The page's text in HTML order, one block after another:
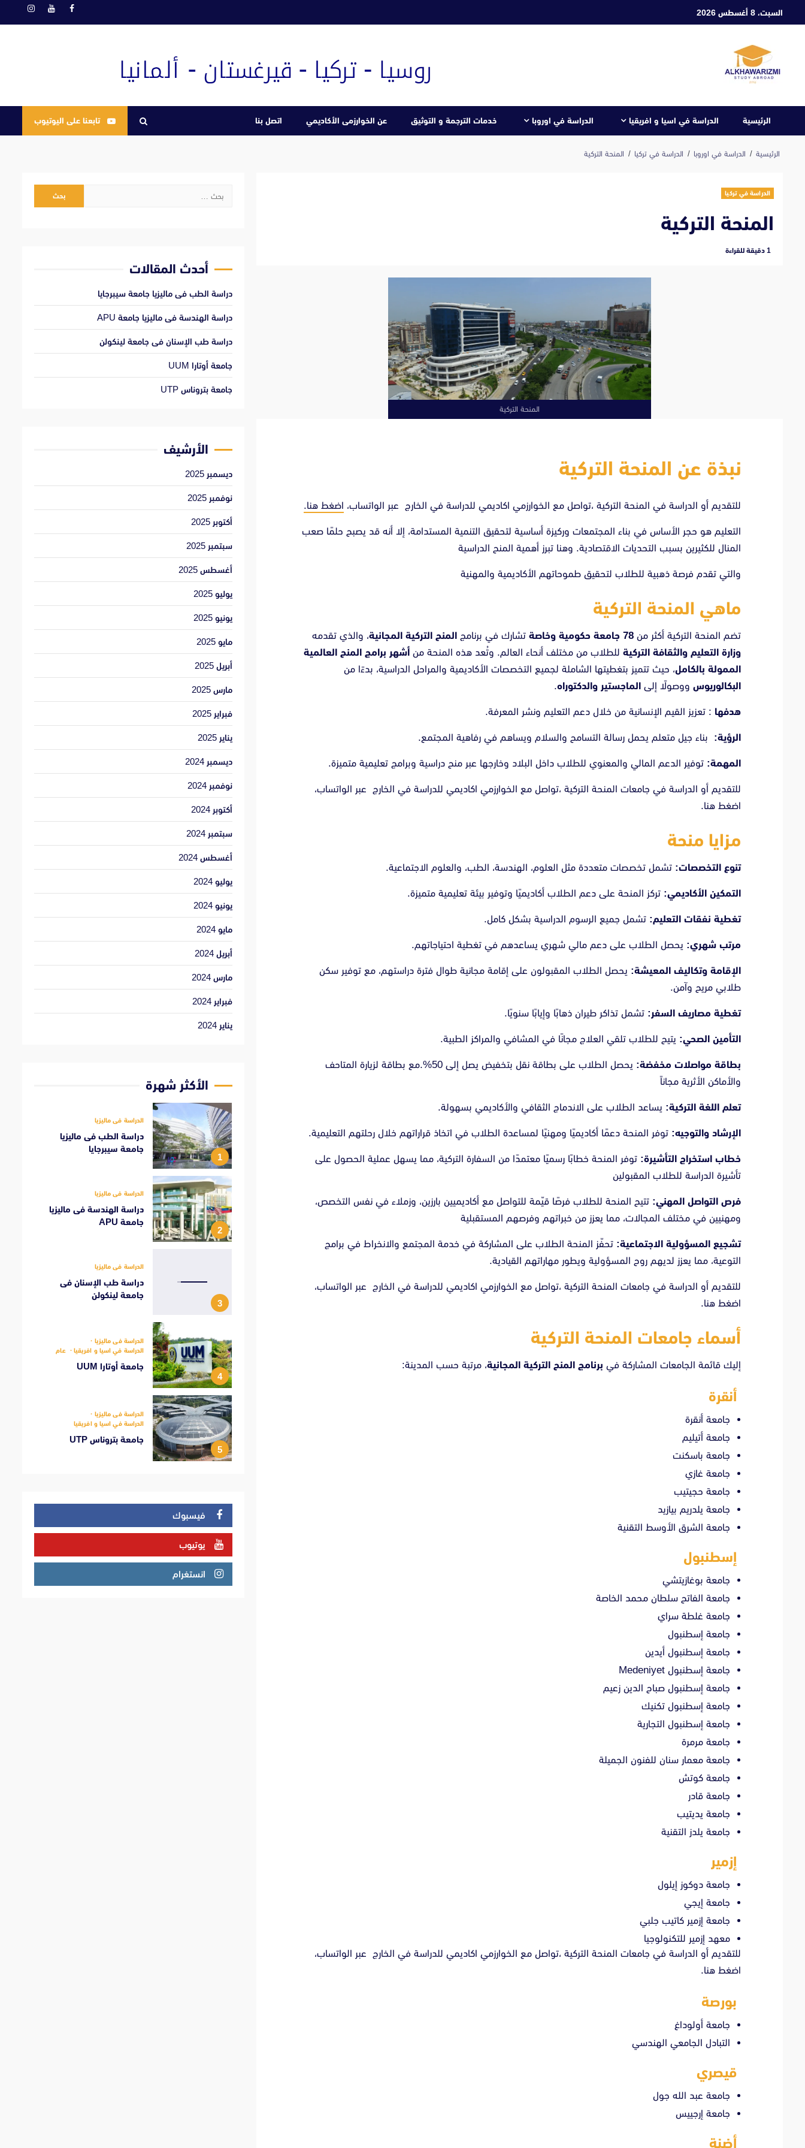
السبت، 8 أغسطس 2026 فيسبوكيوتيوب
الرئيسية الدراسة في اسيا و افريقيا الدراسة في اوروبا خدمات الترجمة و التوثيق عن الخوارزمى الأكاديمي اتصل بنا تابعنا على اليوتيوب
الرئيسية الدراسة في اوروبا الدراسة في تركيا المنحة التركية
الدراسة في تركيا
المنحة التركية
‫1 دقيقة للقراءة
المنحة التركية
نبذة عن المنحة التركية
للتقديم أو الدراسة في المنحة التركية ،تواصل مع الخوارزمي اكاديمي للدراسة في الخارج عبر الواتساب، اضغط هنا.
التعليم هو حجر الأساس في بناء المجتمعات وركيزة أساسية لتحقيق التنمية المستدامة، إلا أنه قد يصبح حلمًا صعب
المنال للكثيرين بسبب التحديات الاقتصادية. وهنا تبرز أهمية المنح الدراسية
والتي تقدم فرصة ذهبية للطلاب لتحقيق طموحاتهم الأكاديمية والمهنية
ماهي المنحة التركية
تضم المنحة التركية أكثر من 78 جامعة حكومية وخاصة تشارك في برنامج المنح التركية المجانية، والذي تقدمه
وزارة التعليم والثقافة التركية للطلاب من مختلف أنحاء العالم. وتُعد هذه المنحة من أشهر برامج المنح العالمية
الممولة بالكامل، حيث تتميز بتغطيتها الشاملة لجميع التخصصات الأكاديمية والمراحل الدراسية، بدءًا من
البكالوريوس ووصولًا إلى الماجستير والدكتوراه.
هدفها : تعزيز القيم الإنسانية من خلال دعم التعليم ونشر المعرفة.
الرؤية: بناء جيل متعلم يحمل رسالة التسامح والسلام ويساهم في رفاهية المجتمع.
المهمة: توفير الدعم المالي والمعنوي للطلاب داخل البلاد وخارجها عبر منح دراسية وبرامج تعليمية متميزة.
للتقديم أو الدراسة في جامعات المنحة التركية ،تواصل مع الخوارزمي اكاديمي للدراسة في الخارج عبر الواتساب،
اضغط هنا.
مزايا منحة
تنوع التخصصات: تشمل تخصصات متعددة مثل العلوم، الهندسة، الطب، والعلوم الاجتماعية.
التمكين الأكاديمي: تركز المنحة على دعم الطلاب أكاديميًا وتوفير بيئة تعليمية متميزة.
تغطية نفقات التعليم: تشمل جميع الرسوم الدراسية بشكل كامل.
مرتب شهري: يحصل الطلاب على دعم مالي شهري يساعدهم في تغطية احتياجاتهم.
الإقامة وتكاليف المعيشة: يحصل الطلاب المقبولون على إقامة مجانية طوال فترة دراستهم، مع توفير سكن
طلابي مريح وآمن.
تغطية مصاريف السفر: تشمل تذاكر طيران ذهابًا وإيابًا سنويًا.
التأمين الصحي: يتيح للطلاب تلقي العلاج مجانًا في المشافي والمراكز الطبية.
بطاقة مواصلات مخفضة:
يحصل الطلاب على بطاقة نقل بتخفيض يصل إلى 50%.مع بطاقة لزيارة المتاحف
والأماكن الأثرية مجاناً
تعلم اللغة التركية: يساعد الطلاب على الاندماج الثقافي والأكاديمي بسهولة.
الإرشاد والتوجيه: توفر المنحة دعمًا أكاديميًا ومهنيًا لمساعدة الطلاب في اتخاذ قراراتهم خلال رحلتهم التعليمية.
خطاب استخراج التأشيرة: توفر المنحة خطابًا رسميًا معتمدًا من السفارة التركية، مما يسهل عملية الحصول على
تأشيرة الدراسة للطلاب المقبولين
فرص التواصل المهني: تتيح المنحة للطلاب فرصًا قيّمة للتواصل مع أكاديميين بارزين، وزملاء في نفس التخصص،
ومهنيين في مختلف المجالات، مما يعزز من خبراتهم وفرصهم المستقبلية
تشجيع المسؤولية الاجتماعية: تحفّز المنحة الطلاب على المشاركة في خدمة المجتمع والانخراط في برامج
التوعية، مما يعزز لديهم روح المسؤولية ويطور مهاراتهم القيادية.
للتقديم أو الدراسة في جامعات المنحة التركية ،تواصل مع الخوارزمي اكاديمي للدراسة في الخارج عبر الواتساب،
اضغط هنا.
أسماء جامعات المنحة التركية
إليك قائمة الجامعات المشاركة في برنامج المنح التركية المجانية، مرتبة حسب المدينة:
أنقرة
جامعة أنقرة
جامعة أتيليم
جامعة باسكنت
جامعة غازي
جامعة حجيتيب
جامعة يلدريم بيازيد
جامعة الشرق الأوسط التقنية
إسطنبول
جامعة بوغازيتشي
جامعة الفاتح سلطان محمد الخاصة
جامعة غلطة سراي
جامعة إسطنبول
جامعة إسطنبول أيدين
جامعة إسطنبول Medeniyet
جامعة إسطنبول صباح الدين زعيم
جامعة إسطنبول تكنيك
جامعة إسطنبول التجارية
جامعة مرمرة
جامعة معمار سنان للفنون الجميلة
جامعة كوتش
جامعة قادر
جامعة يديتيب
جامعة يلدز التقنية
إزمير
جامعة دوكوز إيلول
جامعة إيجي
جامعة إزمير كاتيب جلبي
معهد إزمير للتكنولوجيا
للتقديم أو الدراسة في جامعات المنحة التركية ،تواصل مع الخوارزمي اكاديمي للدراسة في الخارج عبر الواتساب،
اضغط هنا.
بورصة
جامعة أولوداغ
التبادل الجامعي الهندسي
قيصري
جامعة عبد الله جول
جامعة إرجييس
أضنة
البحث
أحدث المقالات
دراسة الطب فى ماليزيا جامعة سيبرجايا
دراسة الهندسة فى ماليزيا جامعة APU
دراسة طب الإسنان فى جامعة لينكولن
جامعة أوتارا UUM
جامعة بتروناس UTP
الأرشيف
ديسمبر 2025
نوفمبر 2025
أكتوبر 2025
سبتمبر 2025
أغسطس 2025
يوليو 2025
يونيو 2025
مايو 2025
أبريل 2025
مارس 2025
فبراير 2025
يناير 2025
ديسمبر 2024
نوفمبر 2024
أكتوبر 2024
سبتمبر 2024
أغسطس 2024
يوليو 2024
يونيو 2024
مايو 2024
أبريل 2024
مارس 2024
فبراير 2024
يناير 2024
الأكثر شهرة
1
الدراسة فى ماليزيا
دراسة الطب فى ماليزيا
جامعة سيبرجايا
2
الدراسة فى ماليزيا
دراسة الهندسة فى ماليزيا
جامعة APU
3
الدراسة فى ماليزيا
دراسة طب الإسنان فى
جامعة لينكولن
4
الدراسة فى ماليزيا
الدراسة في اسيا و افريقيا
عام
جامعة أوتارا UUM
5
الدراسة فى ماليزيا
الدراسة في اسيا و افريقيا
جامعة بتروناس UTP
فيسبوك
يوتيوب
انستغرام